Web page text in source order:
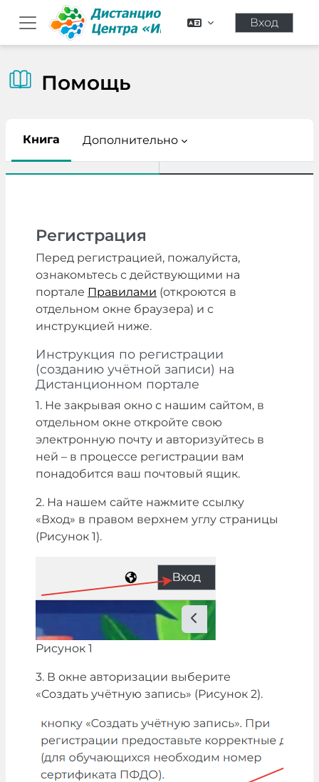
Перейти к основному содержанию
Боковая панель
Вход
Помощь
Книга Дополнительно
Регистрация
Перед регистрацией, пожалуйста,
ознакомьтесь с действующими на
портале Правилами (откроются в
отдельном окне браузера) и с
инструкцией ниже.
Инструкция по регистрации
(созданию учётной записи) на
Дистанционном портале
1. Не закрывая окно с нашим сайтом, в
отдельном окне откройте свою
электронную почту и авторизуйтесь в
ней – в процессе регистрации вам
понадобится ваш почтовый ящик.
2. На нашем сайте нажмите ссылку
«Вход» в правом верхнем углу страницы
(Рисунок 1).
Рисунок 1
3. В окне авторизации выберите
«Создать учётную запись» (Рисунок 2).